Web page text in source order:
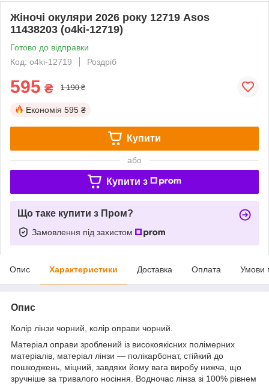
Жіночі окуляри 2026 року 12719 Аsos
11438203 (o4ki-12719)
Готово до відправки
Код: o4ki-12719
Роздріб
595 ₴ 1 190 ₴
Економія 595 ₴
Купити
або
Купити з
Що таке купити з Пром?
Замовлення під захистом
Опис Характеристики Доставка Оплата Умови
Опис
Колір лінзи чорний, колір оправи чорний.
Матеріал оправи зроблений із високоякісних полімерних
матеріалів, матеріал лінзи — полікарбонат, стійкий до
пошкоджень, міцний, завдяки йому вага виробу нижча, що
зручніше за тривалого носіння. Водночас лінза зі 100% рівнем